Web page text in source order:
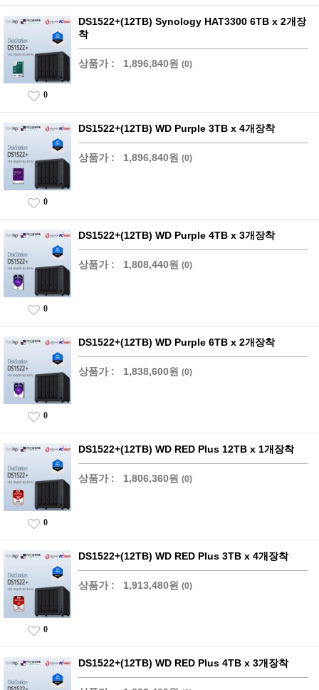
DS1522+(12TB) Synology HAT3300 6TB x 2개장
착
상품가 : 1,896,840원 (0)
0
DS1522+(12TB) WD Purple 3TB x 4개장착
상품가 : 1,896,840원 (0)
0
DS1522+(12TB) WD Purple 4TB x 3개장착
상품가 : 1,808,440원 (0)
0
DS1522+(12TB) WD Purple 6TB x 2개장착
상품가 : 1,838,600원 (0)
0
DS1522+(12TB) WD RED Plus 12TB x 1개장착
상품가 : 1,806,360원 (0)
0
DS1522+(12TB) WD RED Plus 3TB x 4개장착
상품가 : 1,913,480원 (0)
0
DS1522+(12TB) WD RED Plus 4TB x 3개장착